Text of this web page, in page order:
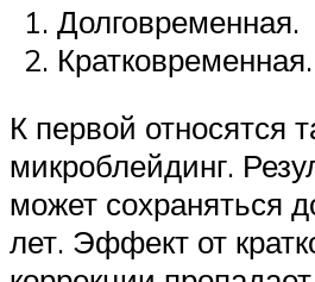
Долговременная.
Кратковременная.
К первой относятся
микроблейдинг.
может сохраняться
лет. Эффект от